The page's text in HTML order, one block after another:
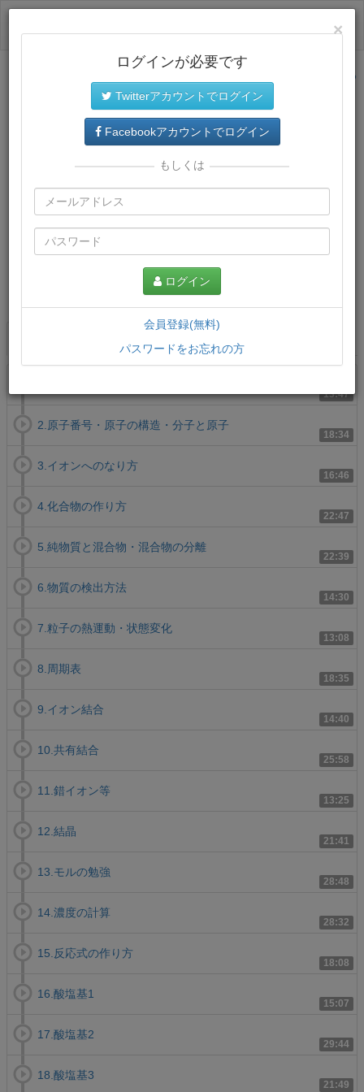
サイトトップに戻る
13:47
18:34
2.原子番号・原子の構造・分子と原子
16:46
3.イオンへのなり方
22:47
4.化合物の作り方
22:39
5.純物質と混合物・混合物の分離
14:30
6.物質の検出方法
13:08
7.粒子の熱運動・状態変化
18:35
8.周期表
14:40
9.イオン結合
25:58
10.共有結合
13:25
11.錯イオン等
21:41
12.結晶
28:48
13.モルの勉強
28:32
14.濃度の計算
18:08
15.反応式の作り方
15:07
16.酸塩基1
29:44
17.酸塩基2
21:49
18.酸塩基3
×
ログインが必要です
Twitterアカウントでログイン
Facebookアカウントでログイン
もしくは
ログイン
会員登録(無料)
パスワードをお忘れの方